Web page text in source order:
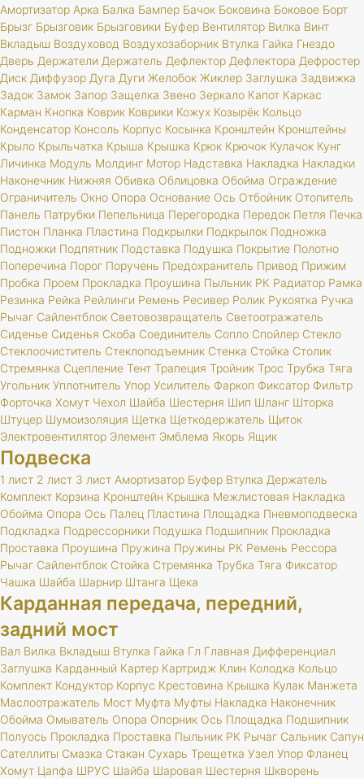
Амортизатор Арка Балка Бампер Бачок Боковина Боковое Борт
Брызг Брызговик Брызговики Буфер Вентилятор Вилка Винт
Вкладыш Воздуховод Воздухозаборник Втулка Гайка Гнездо
Дверь Держатели Держатель Дефлектор Дефлектора Дефростер
Диск Диффузор Дуга Дуги Желобок Жиклер Заглушка Задвижка
Задок Замок Запор Защелка Звено Зеркало Капот Каркас
Карман Кнопка Коврик Коврики Кожух Козырёк Кольцо
Конденсатор Консоль Корпус Косынка Кронштейн Кронштейны
Крыло Крыльчатка Крыша Крышка Крюк Крючок Кулачок Кунг
Личинка Модуль Молдинг Мотор Надставка Накладка Накладки
Наконечник Нижняя Обивка Облицовка Обойма Ограждение
Ограничитель Окно Опора Основание Ось Отбойник Отопитель
Панель Патрубки Пепельница Перегородка Передок Петля Печка
Пистон Планка Пластина Подкрылки Подкрылок Подножка
Подножки Подпятник Подставка Подушка Покрытие Полотно
Поперечина Порог Поручень Предохранитель Привод Прижим
Пробка Проем Прокладка Проушина Пыльник РК Радиатор Рамка
Резинка Рейка Рейлинги Ремень Ресивер Ролик Рукоятка Ручка
Рычаг Сайлентблок Световозвращатель Светоотражатель
Сиденье Сиденья Скоба Соединитель Сопло Спойлер Стекло
Стеклоочиститель Стеклоподъемник Стенка Стойка Столик
Стремянка Сцепление Тент Трапеция Тройник Трос Трубка Тяга
Угольник Уплотнитель Упор Усилитель Фаркоп Фиксатор Фильтр
Форточка Хомут Чехол Шайба Шестерня Шип Шланг Шторка
Штуцер Шумоизоляция Щетка Щеткодержатель Щиток
Электровентилятор Элемент Эмблема Якорь Ящик
Подвеска
1 лист 2 лист 3 лист Амортизатор Буфер Втулка Держатель
Комплект Корзина Кронштейн Крышка Межлистовая Накладка
Обойма Опора Ось Палец Пластина Площадка Пневмоподвеска
Подкладка Подрессорники Подушка Подшипник Прокладка
Проставка Проушина Пружина Пружины РК Ремень Рессора
Рычаг Сайлентблок Стойка Стремянка Трубка Тяга Фиксатор
Чашка Шайба Шарнир Штанга Щека
Карданная передача, передний,
задний мост
Вал Вилка Вкладыш Втулка Гайка Гл Главная Дифференциал
Заглушка Карданный Картер Картридж Клин Колодка Кольцо
Комплект Кондуктор Корпус Крестовина Крышка Кулак Манжета
Маслоотражатель Мост Муфта Муфты Накладка Наконечник
Обойма Омыватель Опора Опорник Ось Площадка Подшипник
Полуось Прокладка Проставка Пыльник РК Рычаг Сальник Сапун
Сателлиты Смазка Стакан Сухарь Трещетка Узел Упор Фланец
Хомут Цапфа ШРУС Шайба Шаровая Шестерня Шкворень